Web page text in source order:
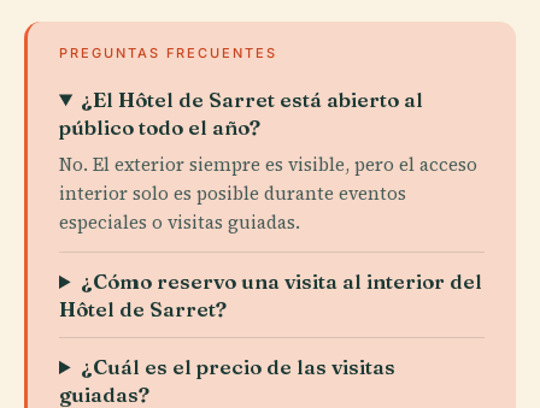
PREGUNTAS FRECUENTES
¿El Hôtel de Sarret está abierto al
público todo el año?
No. El exterior siempre es visible, pero el acceso
interior solo es posible durante eventos
especiales o visitas guiadas.
¿Cómo reservo una visita al interior del
Hôtel de Sarret?
¿Cuál es el precio de las visitas
guiadas?